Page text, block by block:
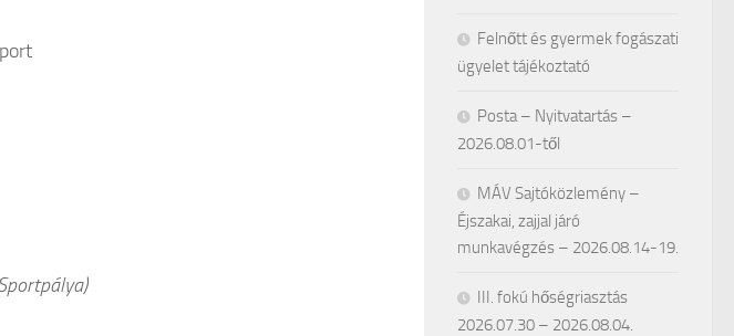
Felnőtt és gyermek fogászati
ügyelet tájékoztató
Posta – Nyitvatartás –
2026.08.01-től
MÁV Sajtóközlemény –
Éjszakai, zajjal járó
munkavégzés – 2026.08.14-19.
III. fokú hőségriasztás
2026.07.30 – 2026.08.04.